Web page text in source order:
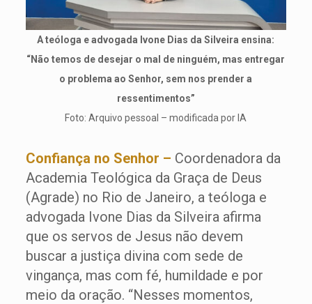
A teóloga e advogada Ivone Dias da Silveira ensina:
“Não temos de desejar o mal de ninguém, mas entregar
o problema ao Senhor, sem nos prender a
ressentimentos”
Foto: Arquivo pessoal – modificada por IA
Confiança no Senhor – Coordenadora da
Academia Teológica da Graça de Deus
(Agrade) no Rio de Janeiro, a teóloga e
advogada Ivone Dias da Silveira afirma
que os servos de Jesus não devem
buscar a justiça divina com sede de
vingança, mas com fé, humildade e por
meio da oração. “Nesses momentos,